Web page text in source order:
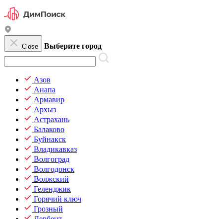
Close Выберите город
Азов
Анапа
Армавир
Архыз
Астрахань
Балаково
Буйнакск
Владикавказ
Волгоград
Волгодонск
Волжский
Геленджик
Горячий ключ
Грозный